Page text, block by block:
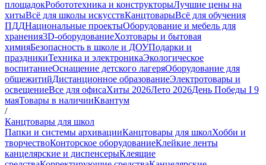
площадокРобототехника и конструкторыЛучшие цены на
хитыВсё для школы искусствКанцтоварыВсё для обучения
ПДДНациональные проектыОборудование и мебель для
хранения3D-оборудованиеХозтовары и бытовая
химияБезопасность в школе и ДОУПодарки и
праздникиТехника и электроникаЭкологическое
воспитаниеОснащение детского лагеряОборудование для
общежитийДистанционное образованиеЭлектротовары и
освещениеВсе для офисаХиты 2026Лето 2026День Победы I 9
маяТовары в наличииКвантум
/
Канцтовары для школ
Папки и системы архивацииКанцтовары для школХобби и
творчествоКонторское оборудованиеКлейкие ленты
канцелярские и диспенсерыКлеящие